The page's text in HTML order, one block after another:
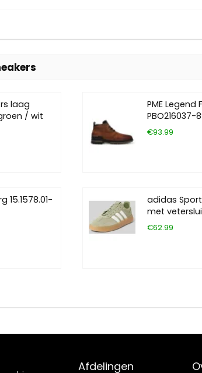
laag
/ wit
PME Legend
PBO216037-
€93.99
15.1578.01-
adidas
met
€62.99
Afdelingen